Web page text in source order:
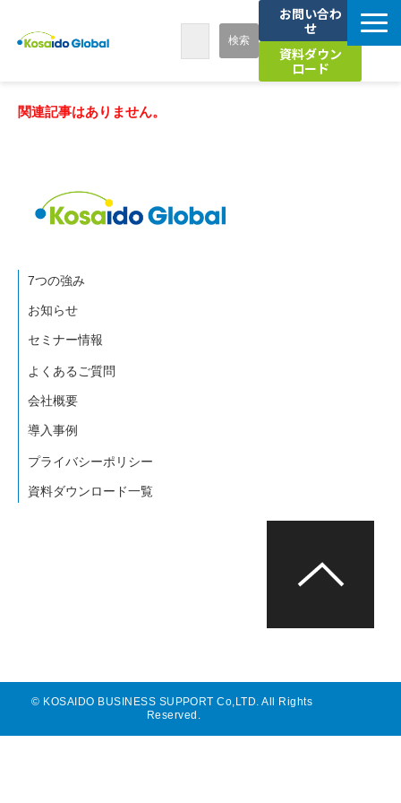
お問い合わ
せ
資料ダウン
ロード
7つの強み
導入事例
セミナー
海外人材活用お役立ちコラム
会社概要
関連記事はありません。
7つの強み
お知らせ
セミナー情報
よくあるご質問
会社概要
導入事例
プライバシーポリシー
資料ダウンロード一覧
© KOSAIDO BUSINESS SUPPORT Co,LTD. All Rights
Reserved.